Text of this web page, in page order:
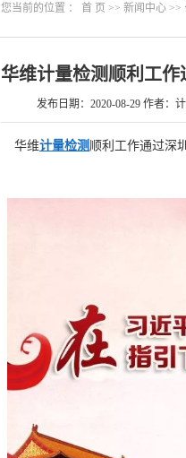
您当前的位置 ： 首 页 >> 新闻中心 >>
华维计量检测顺利工
发布日期： 2020-08-29 作者：
华维计量检测顺利工作通过深